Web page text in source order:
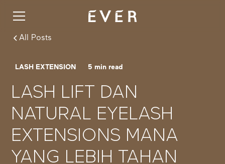
All Posts
LASH EXTENSION 5 min read
LASH LIFT DAN
NATURAL EYELASH
EXTENSIONS MANA
YANG LEBIH TAHAN